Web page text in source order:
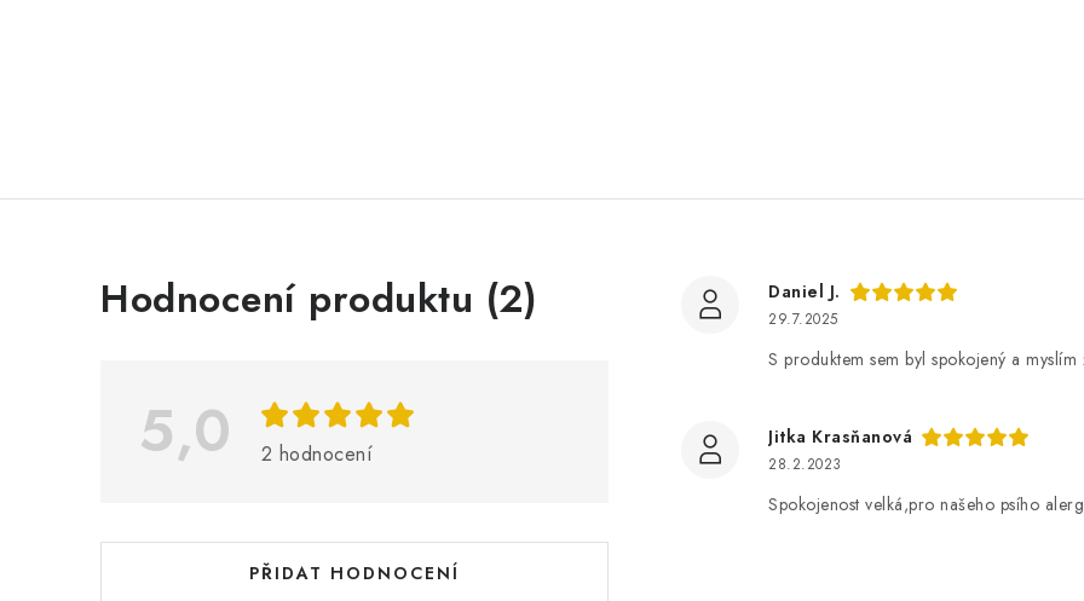
Hodnocení produktu (2)
5,0 2 hodnocení
PŘIDAT HODNOCENÍ
V
o
Daniel J.
29.7.2025
S produktem sem byl spokojený a
Jitka Krasňanová
28.2.2023
Spokojenost velká,pro našeho psího